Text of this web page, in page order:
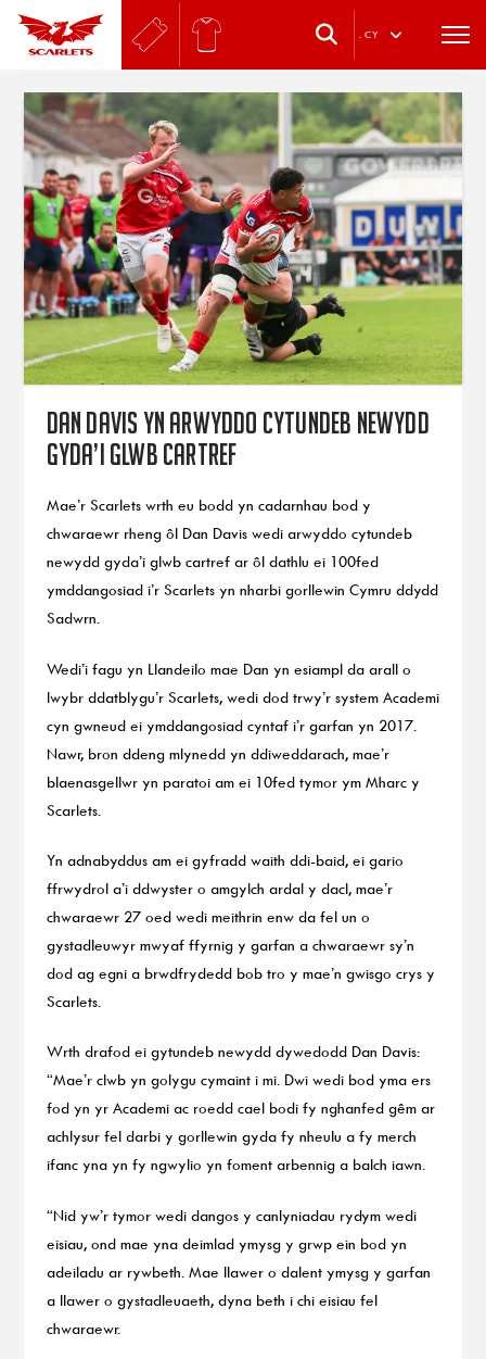
. CY
Dan Davis yn arwyddo cytundeb newydd
gyda’i glwb cartref
Mae’r Scarlets wrth eu bodd yn cadarnhau bod y
chwaraewr rheng ôl Dan Davis wedi arwyddo cytundeb
newydd gyda’i glwb cartref ar ôl dathlu ei 100fed
ymddangosiad i’r Scarlets yn nharbi gorllewin Cymru ddydd
Sadwrn.
Wedi’i fagu yn Llandeilo mae Dan yn esiampl da arall o
lwybr ddatblygu’r Scarlets, wedi dod trwy’r system Academi
cyn gwneud ei ymddangosiad cyntaf i’r garfan yn 2017.
Nawr, bron ddeng mlynedd yn ddiweddarach, mae’r
blaenasgellwr yn paratoi am ei 10fed tymor ym Mharc y
Scarlets.
Yn adnabyddus am ei gyfradd waith ddi-baid, ei gario
ffrwydrol a’i ddwyster o amgylch ardal y dacl, mae’r
chwaraewr 27 oed wedi meithrin enw da fel un o
gystadleuwyr mwyaf ffyrnig y garfan a chwaraewr sy’n
dod ag egni a brwdfrydedd bob tro y mae’n gwisgo crys y
Scarlets.
Wrth drafod ei gytundeb newydd dywedodd Dan Davis:
“Mae’r clwb yn golygu cymaint i mi. Dwi wedi bod yma ers
fod yn yr Academi ac roedd cael bodi fy nghanfed gêm ar
achlysur fel darbi y gorllewin gyda fy nheulu a fy merch
ifanc yna yn fy ngwylio yn foment arbennig a balch iawn.
“Nid yw’r tymor wedi dangos y canlyniadau rydym wedi
eisiau, ond mae yna deimlad ymysg y grwp ein bod yn
adeiladu ar rywbeth. Mae llawer o dalent ymysg y garfan
a llawer o gystadleuaeth, dyna beth i chi eisiau fel
chwaraewr.